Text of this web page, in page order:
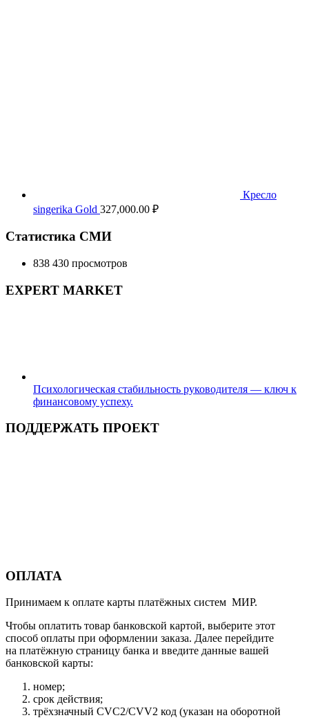
Кресло
singerika Gold 327,000.00 ₽
Статистика СМИ
838 430 просмотров
EXPERT MARKET
Психологическая стабильность руководителя — ключ к
финансовому успеху.
ПОДДЕРЖАТЬ ПРОЕКТ
ОПЛАТА
Принимаем к оплате карты платёжных систем МИР.
Чтобы оплатить товар банковской картой, выберите этот
способ оплаты при оформлении заказа. Далее перейдите
на платёжную страницу банка и введите данные вашей
банковской карты:
номер;
срок действия;
трёхзначный CVC2/CVV2 код (указан на оборотной